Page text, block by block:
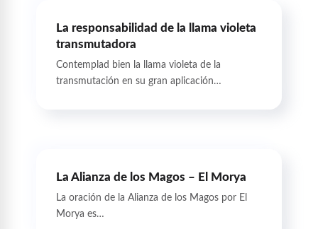
La responsabilidad de la llama violeta
transmutadora
Contemplad bien la llama violeta de la
transmutación en su gran aplicación…
La Alianza de los Magos – El Morya
La oración de la Alianza de los Magos por El
Morya es…